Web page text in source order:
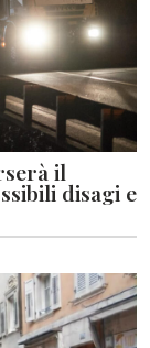
il
disagi e